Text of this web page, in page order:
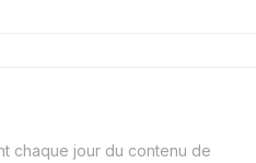
chaque jour du contenu de